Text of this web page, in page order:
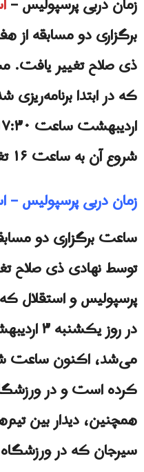
ذی صلاح تغییر یافت.
شروع آن به ساعت ۱۶ تغییر کرده است
زمان دربی پرسپولیس –
توسط نهادی ذی صلاح
پرسپولیس و استقلال که
کرده است و در
همچنین، دیدار بین
سیرجان که در ورزشگاه